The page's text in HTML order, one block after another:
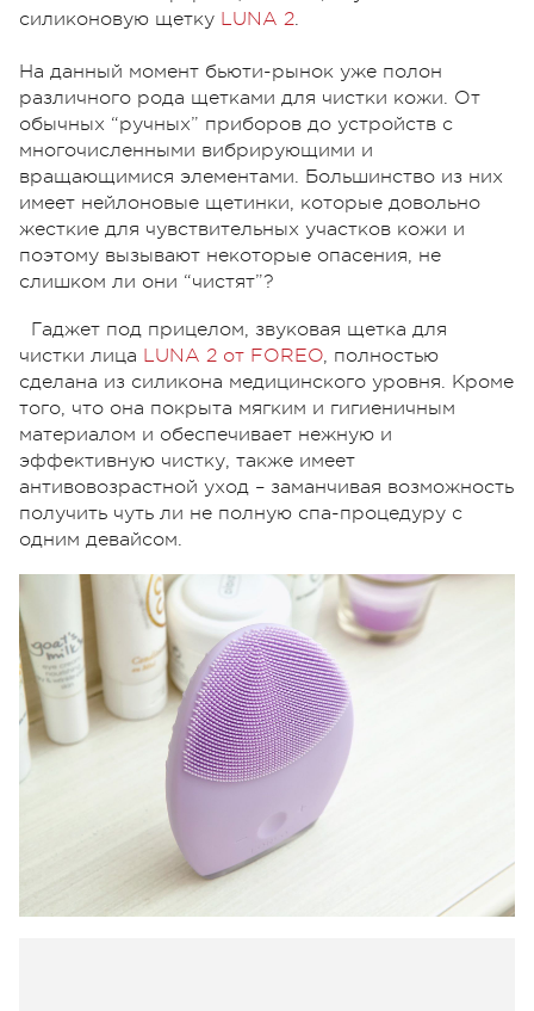
силиконовую щетку LUNA 2.
На данный момент бьюти-рынок уже полон
различного рода щетками для чистки кожи. От
обычных “ручных” приборов до устройств с
многочисленными вибрирующими и
вращающимися элементами. Большинство из них
имеет нейлоновые щетинки, которые довольно
жесткие для чувствительных участков кожи и
поэтому вызывают некоторые опасения, не
слишком ли они “чистят”?
Гаджет под прицелом, звуковая щетка для
чистки лица LUNA 2 от FOREO, полностью
сделана из силикона медицинского уровня. Кроме
того, что она покрыта мягким и гигиеничным
материалом и обеспечивает нежную и
эффективную чистку, также имеет
антивовозрастной уход – заманчивая возможность
получить чуть ли не полную спа-процедуру с
одним девайсом.